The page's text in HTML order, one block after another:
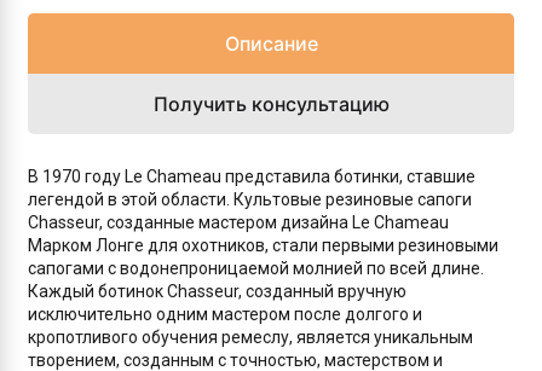
Описание
Получить консультацию
В 1970 году Le Chameau представила ботинки, ставшие
легендой в этой области. Культовые резиновые сапоги
Chasseur, созданные мастером дизайна Le Chameau
Марком Лонге для охотников, стали первыми резиновыми
сапогами с водонепроницаемой молнией по всей длине.
Каждый ботинок Chasseur, созданный вручную
исключительно одним мастером после долгого и
кропотливого обучения ремеслу, является уникальным
творением, созданным с точностью, мастерством и